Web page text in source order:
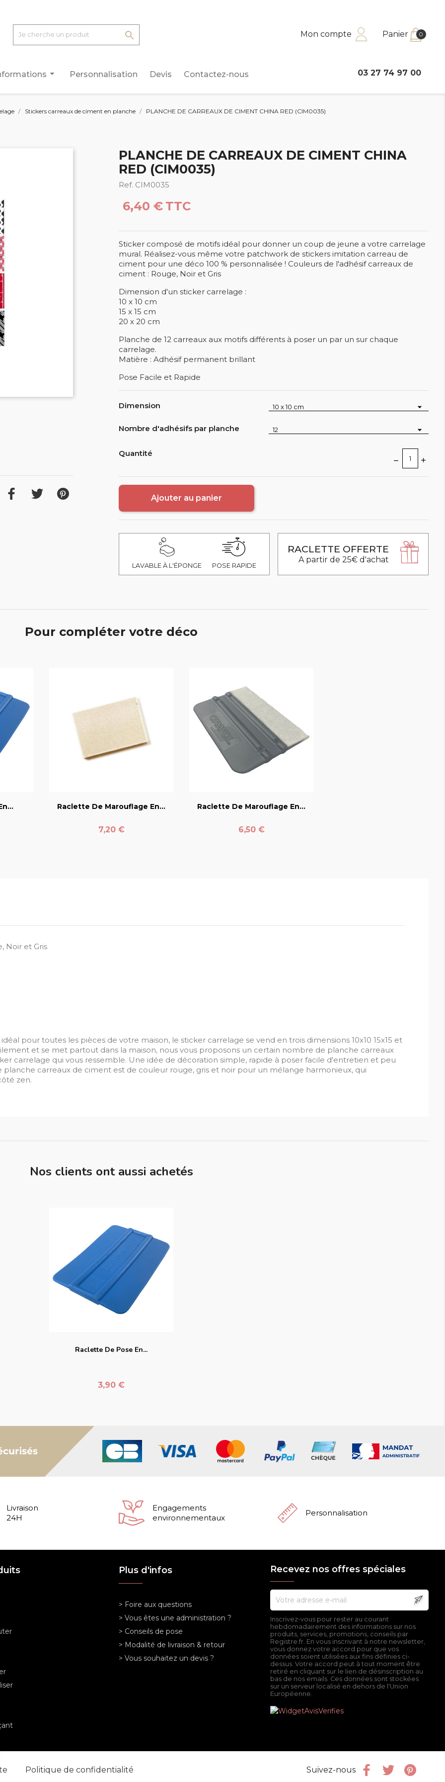
 Mon compte Panier 0
arrow_drop_down Personnalisation Devis Contactez-nous 03 27 74 97 00
Stickers carreaux de ciment en planche PLANCHE DE CARREAUX DE CIMENT CHINA RED (CIM0035)
PLANCHE DE CARREAUX DE CIMENT CHINA
RED (CIM0035)
Ref. CIM0035
6,40 € TTC
Sticker composé de motifs idéal pour donner un coup de jeune a votre carrelage
mural. Réalisez-vous même votre patchwork de stickers imitation carreau de
ciment pour une déco 100 % personnalisée ! Couleurs de l'adhésif carreaux de
ciment : Rouge, Noir et Gris
Dimension d'un sticker carrelage :
10 x 10 cm
15 x 15 cm
20 x 20 cm
Planche de 12 carreaux aux motifs différents à poser un par un sur chaque
carrelage.
Matière : Adhésif permanent brillant
Pose Facile et Rapide
Dimension
Nombre d'adhésifs par planche
Quantité
Ajouter au panier
LAVABLE À L'ÉPONGE POSE RAPIDE
RACLETTE OFFERTE
A partir de 25€ d'achat
Pour compléter votre déco
Raclette De Marouflage En...
Prix
7,20 €
Raclette De Marouflage En...
Prix
6,50 €
Noir et Gris
pour toutes les pièces de votre maison, le sticker carrelage se vend en trois dimensions 10x10 15x15 et
et se met partout dans la maison, nous vous proposons un certain nombre de planche carreaux
carrelage qui vous ressemble. Une idée de décoration simple, rapide à poser facile d'entretien et peu
carreaux de ciment est de couleur rouge, gris et noir pour un mélange harmonieux, qui
zen.
Nos clients ont aussi achetés
Raclette De Pose En...
Prix
3,90 €
Livraison
24H
Engagements
environnementaux
Personnalisation
Plus d'infos
> Foire aux questions
> Vous êtes une administration ?
> Conseils de pose
> Modalité de livraison & retour
> Vous souhaitez un devis ?
Recevez nos offres spéciales
Inscrivez-vous pour rester au courant
hebdomadairement des informations sur nos
produits, services, promotions, conseils par
Registre.fr. En vous inscrivant à notre newsletter,
vous donnez votre accord pour que vos
données soient utilisées aux fins définies ci-
dessus. Votre accord peut à tout moment être
retiré en cliquant sur le lien de désinscription au
bas de nos emails. Ces données sont stockées
sur un serveur localisé en dehors de l'Union
Européenne.
Politique de confidentialité Suivez-nous FacebookTwitter